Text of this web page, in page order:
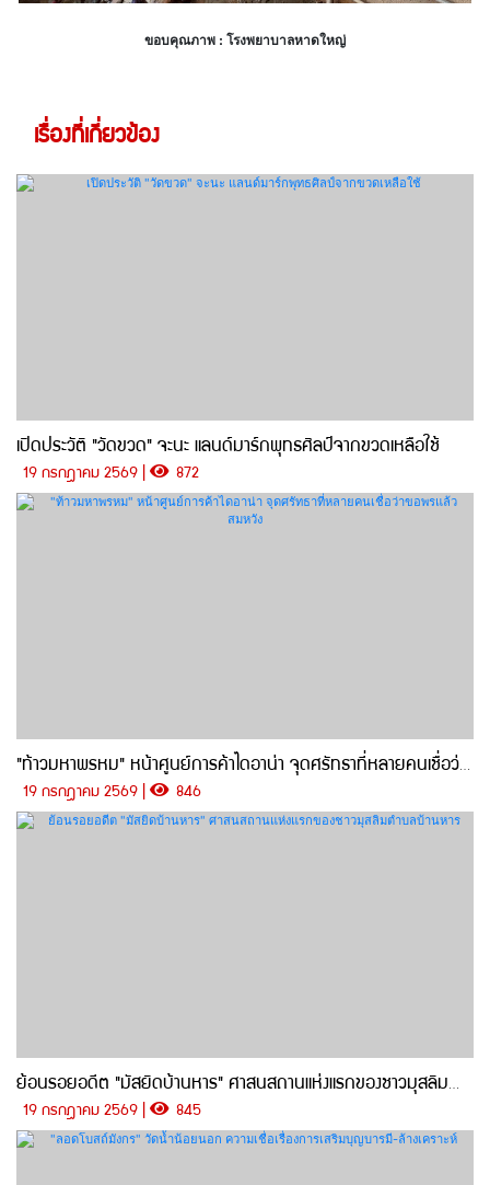
ขอบคุณภาพ : โรงพยาบาลหาดใหญ่
เรื่องที่เกี่ยวข้อง
เปิดประวัติ "วัดขวด" จะนะ แลนด์มาร์กพุทธศิลป์จากขวดเหลือใช้
19 กรกฎาคม 2569 | 872
"ท้าวมหาพรหม" หน้าศูนย์การค้าไดอาน่า จุดศรัทธาที่หลายคนเชื่อว่าขอพรแล้วสมหวัง
19 กรกฎาคม 2569 | 846
ย้อนรอยอดีต "มัสยิดบ้านหาร" ศาสนสถานแห่งแรกของชาวมุสลิมตำบลบ้านหาร
19 กรกฎาคม 2569 | 845